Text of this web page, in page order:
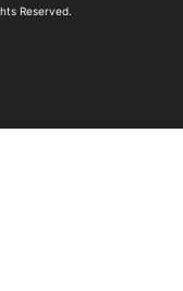
Reserved.